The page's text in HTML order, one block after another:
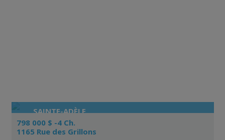
SAINTE-ADÈLE
798 000 $ -4 Ch.
1165 Rue des Grillons